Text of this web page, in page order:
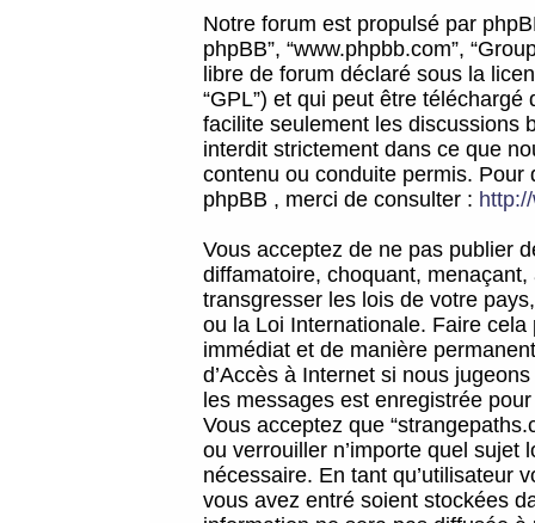
Notre forum est propulsé par
phpBB”, “www.phpbb.com”,
libre de forum déclaré sous la
“GPL”) et qui peut être téléchargé
facilite seulement les discussions
interdit strictement dans ce que
contenu ou conduite permis.
phpBB , merci de consulter :
Vous acceptez de ne pas publier
diffamatoire, choquant,
transgresser les lois de votre
ou la Loi Internationale. Faire
immédiat et de manière
d’Accès à Internet si nous
les messages est enregistrée
Vous acceptez que
ou verrouiller n’importe quel sujet
nécessaire. En tant qu’utilisateur
vous avez entré soient stockées